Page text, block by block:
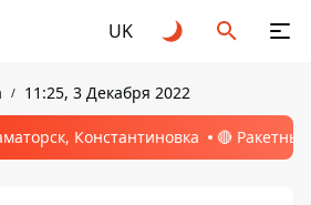
UK
11:25, 3 Декабря 2022
Константиновка 🔴